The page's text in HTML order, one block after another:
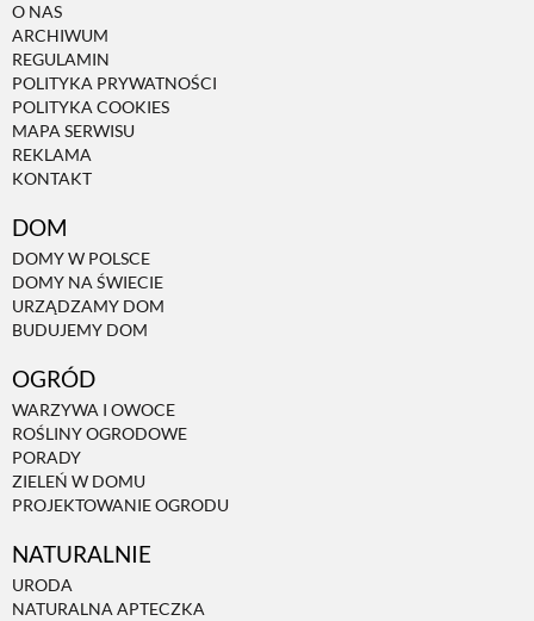
O NAS
ARCHIWUM
REGULAMIN
POLITYKA PRYWATNOŚCI
POLITYKA COOKIES
MAPA SERWISU
REKLAMA
KONTAKT
DOM
DOMY W POLSCE
DOMY NA ŚWIECIE
URZĄDZAMY DOM
BUDUJEMY DOM
OGRÓD
WARZYWA I OWOCE
ROŚLINY OGRODOWE
PORADY
ZIELEŃ W DOMU
PROJEKTOWANIE OGRODU
NATURALNIE
URODA
NATURALNA APTECZKA
PROJEKTOWANIE OGRODU
NATURALNA APTECZKA